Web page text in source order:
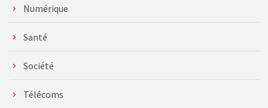
Numérique
Santé
Société
Télécoms